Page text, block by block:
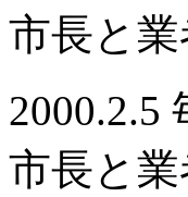
市長と
2000.2.5
市長と